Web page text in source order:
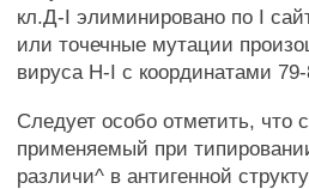
кл.Д-I элиминировано по I
или точечные мутации
вируса H-I с координатами
Следует особо отметить, что
применяемый при
различи^ в антигенной